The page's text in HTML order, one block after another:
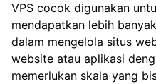
VPS cocok digunakan
mendapatkan lebih
dalam mengelola situs
website atau aplikasi
memerlukan skala yang